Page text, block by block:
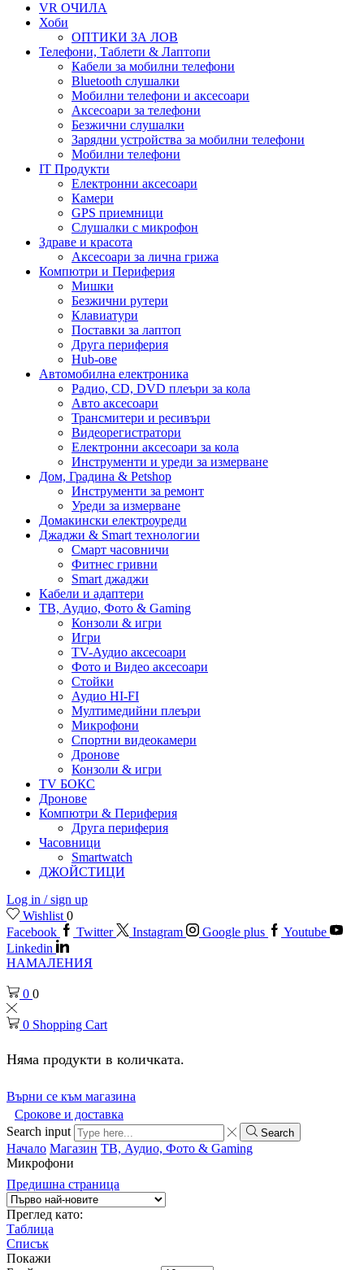
VR ОЧИЛА
Хоби
ОПТИКИ ЗА ЛОВ
Телефони, Таблети & Лаптопи
Кабели за мобилни телефони
Bluetooth слушалки
Мобилни телефони и аксесоари
Аксесоари за телефони
Безжични слушалки
Зарядни устройства за мобилни телефони
Мобилни телефони
IT Продукти
Електронни аксесоари
Камери
GPS приемници
Слушалки с микрофон
Здраве и красота
Аксесоари за лична грижа
Компютри и Периферия
Мишки
Безжични рутери
Клавиатури
Поставки за лаптоп
Друга периферия
Hub-ове
Автомобилна електроника
Радио, CD, DVD плеъри за кола
Авто аксесоари
Трансмитери и ресивъри
Видеорегистратори
Електронни аксесоари за кола
Инструменти и уреди за измерване
Дом, Градина & Petshop
Инструменти за ремонт
Уреди за измерване
Домакински електроуреди
Джаджи & Smart технологии
Смарт часовничи
Фитнес гривни
Smart джаджи
Кабели и адаптери
ТВ, Аудио, Фото & Gaming
Конзоли & игри
Игри
TV-Аудио аксесоари
Фото и Видео аксесоари
Стойки
Аудио HI-FI
Мултимедийни плеъри
Микрофони
Спортни видеокамери
Дронове
Конзоли & игри
TV БОКС
Дронове
Компютри & Периферия
Друга периферия
Часовници
Smartwatch
ДЖОЙСТИЦИ
Log in / sign up
Wishlist 0
Facebook
Twitter Instagram Google plus
Youtube
Linkedin
НАМАЛЕНИЯ
0 0
0 Shopping Cart
Няма продукти в количката.
Върни се към магазина
Срокове и доставка
Search input
Search
Начало Магазин ТВ, Аудио, Фото & Gaming
Микрофони
Предишна страница
Преглед като:
Таблица
Списък
Покажи